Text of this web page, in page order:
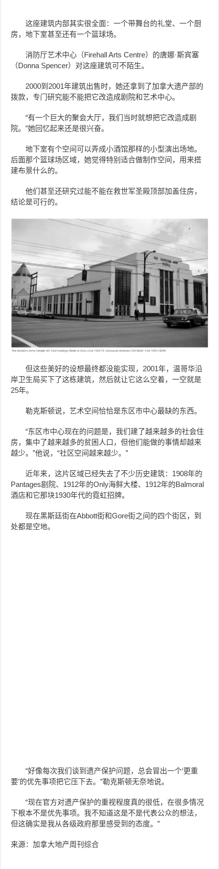
这座建筑内部其实很全面：一个带舞台的礼堂、一个厨
房，地下室甚至还有一个篮球场。
消防厅艺术中心（Firehall Arts Centre）的唐娜·斯宾塞
（Donna Spencer）对这座建筑可不陌生。
2000到2001年建筑出售时，她还拿到了加拿大遗产部的
拨款，专门研究能不能把它改造成剧院和艺术中心。
“有一个巨大的聚会大厅，我们当时就想把它改造成剧
院。”她回忆起来还是很兴奋。
地下室有个空间可以弄成小酒馆那样的小型演出场地。
后面那个篮球场区域，她觉得特别适合做制作空间，用来搭
建布景什么的。
他们甚至还研究过能不能在救世军圣殿顶部加盖住房，
结论是可行的。
但这些美好的设想最终都没能实现，2001年，温哥华沿
岸卫生局买下了这栋建筑，然后就让它这么空着，一空就是
25年。
勒克斯顿说，艺术空间恰恰是东区市中心最缺的东西。
“东区市中心现在的问题是，我们建了越来越多的社会住
房，集中了越来越多的贫困人口，但他们能做的事情却越来
越少。”他说，“社区空间越来越少。”
近年来，这片区域已经失去了不少历史建筑：1908年的
Pantages剧院、1912年的Only海鲜大楼、1912年的Balmoral
酒店和它那块1930年代的霓虹招牌。
现在黑斯廷街在Abbott街和Gore街之间的四个街区，到
处都是空地。
“好像每次我们谈到遗产保护问题，总会冒出一个‘更重
要’的优先事项把它压下去。”勒克斯顿无奈地说。
“现在官方对遗产保护的重视程度真的很低，在很多情况
下根本不是优先事项。我不知道这是不是代表公众的想法，
但这确实是我从各级政府那里感受到的态度。”
来源：加拿大地产周刊综合